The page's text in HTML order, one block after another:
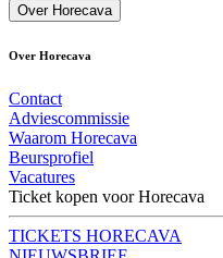
Over Horecava
Over Horecava
Contact
Adviescommissie
Waarom Horecava
Beursprofiel
Vacatures
Ticket kopen voor Horecava
TICKETS HORECAVA